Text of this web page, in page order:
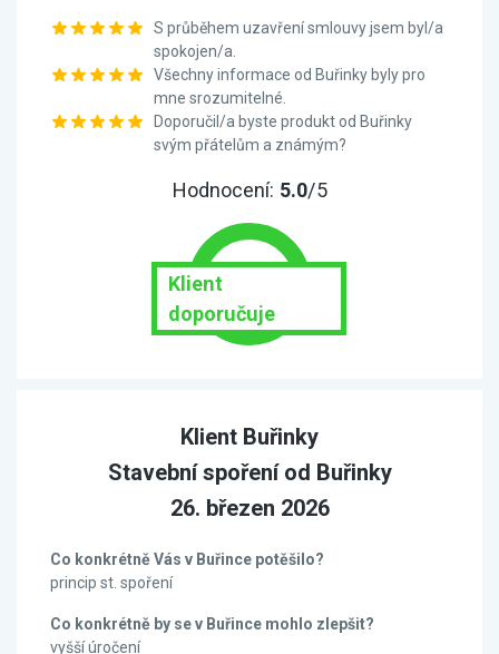
S průběhem uzavření smlouvy jsem byl/a
spokojen/a.
Všechny informace od Buřinky byly pro
mne srozumitelné.
Doporučil/a byste produkt od Buřinky
svým přátelům a známým?
Hodnocení: 5.0/5
Klient
doporučuje
Klient Buřinky
Stavební spoření od Buřinky
26. březen 2026
Co konkrétně Vás v Buřince potěšilo?
princip st. spoření
Co konkrétně by se v Buřince mohlo zlepšit?
vyšší úročení